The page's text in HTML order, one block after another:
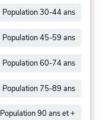
Population 30-44 ans
Population 45-59 ans
Population 60-74 ans
Population 75-89 ans
Population 90 ans et +